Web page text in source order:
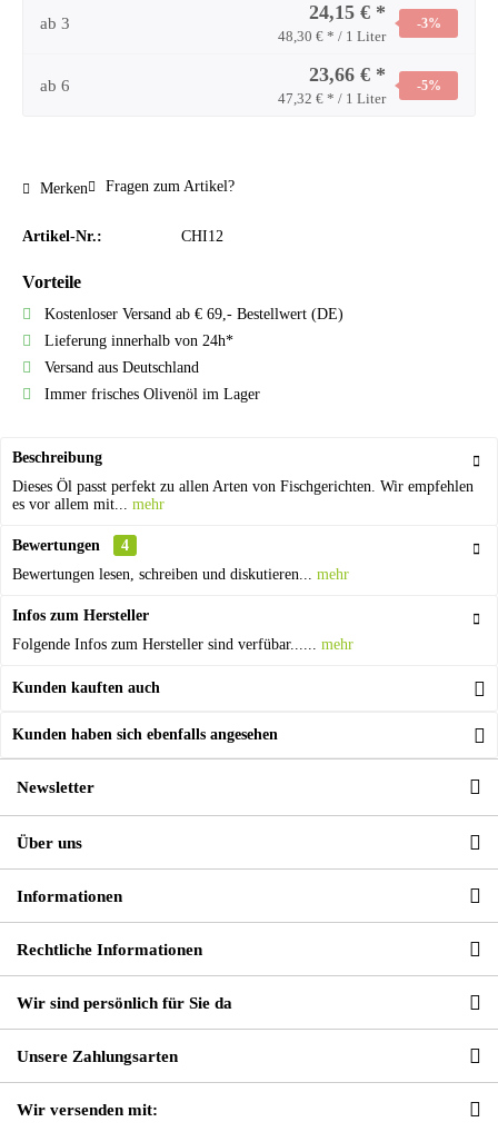
ab 3 24,15 € *
48,30 € * / 1 Liter
-3%
ab 6 23,66 € *
47,32 € * / 1 Liter
-5%
Merken Fragen zum Artikel?
Artikel-Nr.: CHI12
Vorteile
Kostenloser Versand ab € 69,- Bestellwert (DE)
Lieferung innerhalb von 24h*
Versand aus Deutschland
Immer frisches Olivenöl im Lager
Beschreibung
Dieses Öl passt perfekt zu allen Arten von Fischgerichten. Wir empfehlen
es vor allem mit... mehr
Bewertungen
4
Bewertungen lesen, schreiben und diskutieren... mehr
Infos zum Hersteller
Folgende Infos zum Hersteller sind verfübar...... mehr
Kunden kauften auch
Kunden haben sich ebenfalls angesehen
Newsletter
Über uns
Informationen
Rechtliche Informationen
Wir sind persönlich für Sie da
Unsere Zahlungsarten
Wir versenden mit: